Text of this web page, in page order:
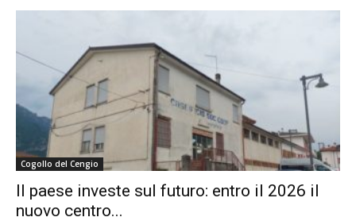
Cogollo del Cengio
Il paese investe sul futuro: entro il 2026 il
nuovo centro...